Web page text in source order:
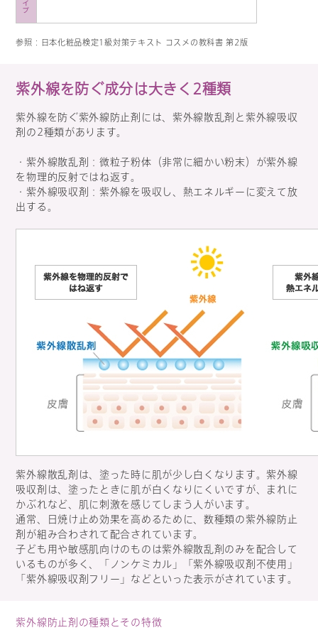
参照：日本化粧品検定1級対策テキスト コスメの教科書 第2版
紫外線を防ぐ成分は大きく2種類
紫外線を防ぐ紫外線防止剤には、紫外線散乱剤と紫外線吸収
剤の2種類があります。
・紫外線散乱剤：微粒子粉体（非常に細かい粉末）が紫外線
を物理的反射ではね返す。
・紫外線吸収剤：紫外線を吸収し、熱エネルギーに変えて放
出する。
紫外線散乱剤は、塗った時に肌が少し白くなります。紫外線
吸収剤は、塗ったときに肌が白くなりにくいですが、まれに
かぶれなど、肌に刺激を感じてしまう人がいます。
通常、日焼け止め効果を高めるために、数種類の紫外線防止
剤が組み合わされて配合されています。
子ども用や敏感肌向けのものは紫外線散乱剤のみを配合して
いるものが多く、「ノンケミカル」「紫外線吸収剤不使用」
「紫外線吸収剤フリー」などといった表示がされています。
紫外線防止剤の種類とその特徴